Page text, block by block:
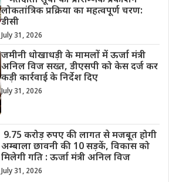
लोकतांत्रिक प्रक्रिया का महत्वपूर्ण चरण:
डीसी
July 31, 2026
जमीनी धोखाधड़ी के मामलों में ऊर्जा मंत्री
अनिल विज सख्त, डीएसपी को केस दर्ज कर
कड़ी कार्रवाई के निर्देश दिए
July 31, 2026
9.75 करोड़ रुपए की लागत से मजबूत होगी
अम्बाला छावनी की 10 सड़कें, विकास को
मिलेगी गति : ऊर्जा मंत्री अनिल विज
July 31, 2026